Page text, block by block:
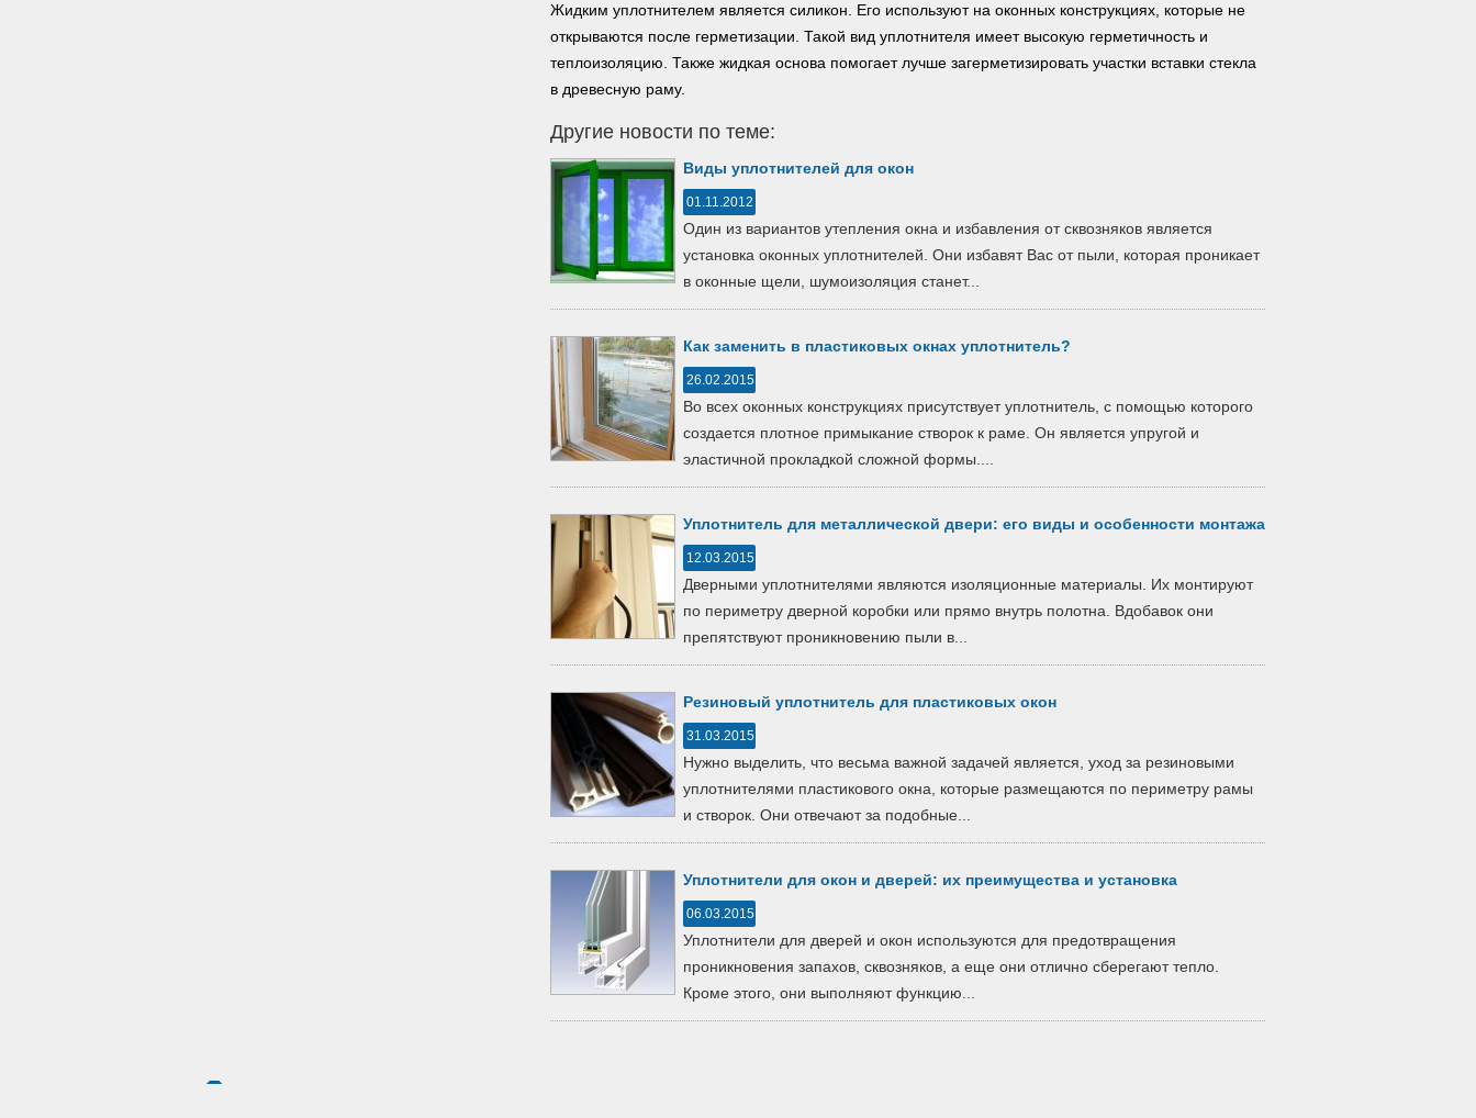
Жидким уплотнителем является силикон. Его используют на оконных конструкциях, которые не
открываются после герметизации. Такой вид уплотнителя имеет высокую герметичность и
теплоизоляцию. Также жидкая основа помогает лучше загерметизировать участки вставки стекла
в древесную раму.
Другие новости по теме:
Виды уплотнителей для окон
01.11.2012
Один из вариантов утепления окна и избавления от сквозняков является
установка оконных уплотнителей. Они избавят Вас от пыли, которая проникает
в оконные щели, шумоизоляция станет...
Как заменить в пластиковых окнах уплотнитель?
26.02.2015
Во всех оконных конструкциях присутствует уплотнитель, с помощью которого
создается плотное примыкание створок к раме. Он является упругой и
эластичной прокладкой сложной формы....
Уплотнитель для металлической двери: его виды и особенности монтажа
12.03.2015
Дверными уплотнителями являются изоляционные материалы. Их монтируют
по периметру дверной коробки или прямо внутрь полотна. Вдобавок они
препятствуют проникновению пыли в...
Резиновый уплотнитель для пластиковых окон
31.03.2015
Нужно выделить, что весьма важной задачей является, уход за резиновыми
уплотнителями пластикового окна, которые размещаются по периметру рамы
и створок. Они отвечают за подобные...
Уплотнители для окон и дверей: их преимущества и установка
06.03.2015
Уплотнители для дверей и окон используются для предотвращения
проникновения запахов, сквозняков, а еще они отлично сберегают тепло.
Кроме этого, они выполняют функцию...